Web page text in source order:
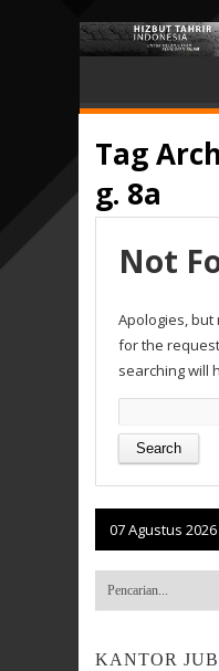
Tag
g. 8a
Not
Apologies,
for the
searching will
for:
07 Agustus 2026
KANTOR